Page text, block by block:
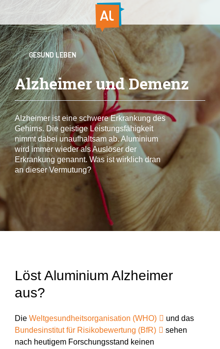
GESUND LEBEN
Alzheimer und Demenz
Alzheimer ist eine schwere Erkrankung des
Gehirns. Die geistige Leistungsfähigkeit
nimmt dabei unaufhaltsam ab. Aluminium
wird immer wieder als Auslöser der
Erkrankung genannt. Was ist wirklich dran
an dieser Vermutung?
Löst Aluminium Alzheimer
aus?
Die Weltgesundheitsorganisation (WHO)
und das
Bundesinstitut für Risikobewertung (BfR)
sehen
nach heutigem Forschungsstand keinen